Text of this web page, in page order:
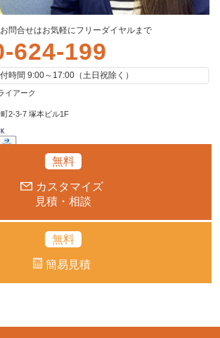
問合せはお気軽にフリーダイヤルまで
イアーク
2-3-7 塚本ビル1F
624-199
時間 9:00～17:00（土日祝除く）
無料
カスタマイズ
見積・相談
無料
簡易見積